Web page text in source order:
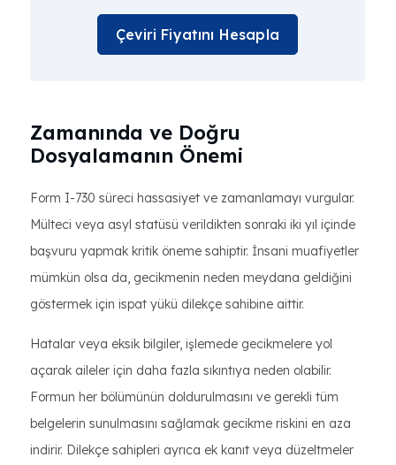
Çeviri Fiyatını Hesapla
Zamanında ve Doğru
Dosyalamanın Önemi
Form I-730 süreci hassasiyet ve zamanlamayı vurgular.
Mülteci veya asyl statüsü verildikten sonraki iki yıl içinde
başvuru yapmak kritik öneme sahiptir. İnsani muafiyetler
mümkün olsa da, gecikmenin neden meydana geldiğini
göstermek için ispat yükü dilekçe sahibine aittir.
Hatalar veya eksik bilgiler, işlemede gecikmelere yol
açarak aileler için daha fazla sıkıntıya neden olabilir.
Formun her bölümünün doldurulmasını ve gerekli tüm
belgelerin sunulmasını sağlamak gecikme riskini en aza
indirir. Dilekçe sahipleri ayrıca ek kanıt veya düzeltmeler